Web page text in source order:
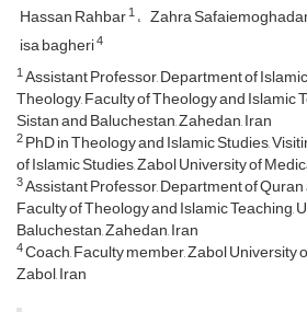
Hassan Rahbar1 Zahra
isa bagheri4
1Assistant Professor, Department of
Theology, Faculty of Theology and Islamic
Sistan and Baluchestan, Zahedan, Iran
2PhD in Theology and Islamic Studies,
of Islamic Studies, Zabol University of
3Assistant Professor, Department of
Faculty of Theology and Islamic Teaching,
Baluchestan, Zahedan, Iran
4Coach, Faculty member, Zabol University
Zabol, Iran